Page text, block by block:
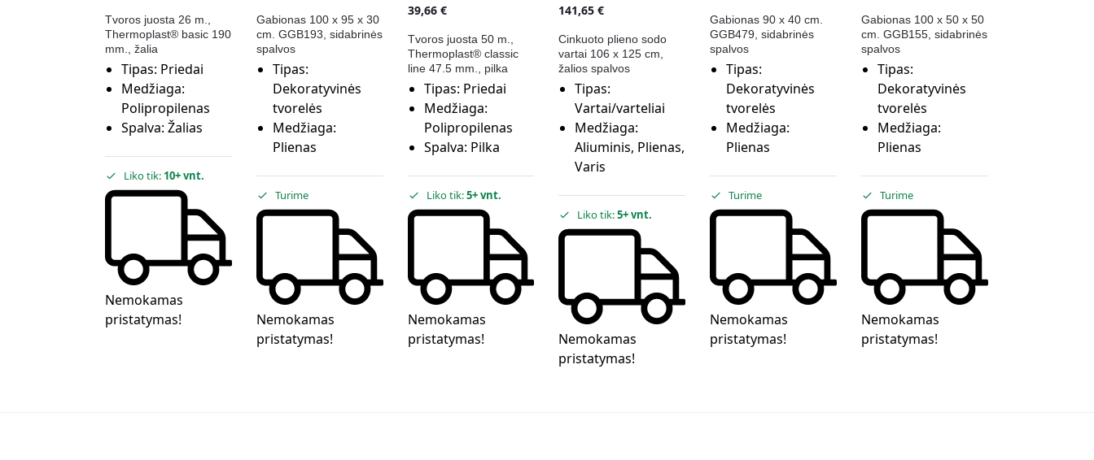
Tvoros juosta 26 m.,
Thermoplast® basic 190
mm., žalia
Tipas: Priedai
Medžiaga:
Polipropilenas
Spalva: Žalias
Liko tik: 10+ vnt.
Nemokamas
pristatymas!
Gabionas 100 x 95 x 30
cm. GGB193, sidabrinės
spalvos
Tipas:
Dekoratyvinės
tvorelės
Medžiaga:
Plienas
Turime
Nemokamas
pristatymas!
39,66 €
Tvoros juosta 50 m.,
Thermoplast® classic
line 47.5 mm., pilka
Tipas: Priedai
Medžiaga:
Polipropilenas
Spalva: Pilka
Liko tik:5+ vnt.
Nemokamas
pristatymas!
141,65€
Cinkuoto plieno sodo
vartai 106 x 125 cm,
žalios spalvos
Tipas:
Vartai/varteliai
Medžiaga:
Aliuminis, Plienas,
Varis
Liko tik:5+ vnt.
Nemokamas
pristatymas!
Gabionas 90 x 40 cm.
GGB479, sidabrinės
spalvos
Tipas:
Dekoratyvinės
tvorelės
Medžiaga:
Plienas
Turime
Nemokamas
pristatymas!
Gabionas 100 x 50 x 50
cm. GGB155, sidabrinės
spalvos
Tipas:
Dekoratyvinės
tvorelės
Medžiaga:
Plienas
Turime
Nemokamas
pristatymas!